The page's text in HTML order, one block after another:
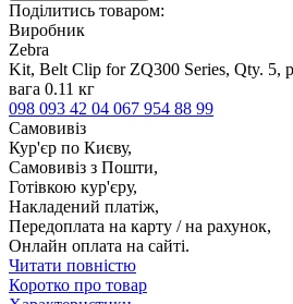
Поділитись товаром:
Виробник
Zebra
Kit, Belt Clip for ZQ300 Series, Qty. 5,
вага 0.11 кг
098 093 42 04 067 954 88 99
Самовивіз
Кур'єр по Києву,
Самовивіз з Пошти,
Готівкою кур'єру,
Накладений платіж,
Передоплата на карту / на рахунок,
Онлайн оплата на сайті.
Читати повністю
Коротко про товар